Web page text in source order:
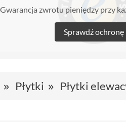
Gwarancja zwrotu pieniędzy przy
Sprawdź ochronę
Płytki Płytki